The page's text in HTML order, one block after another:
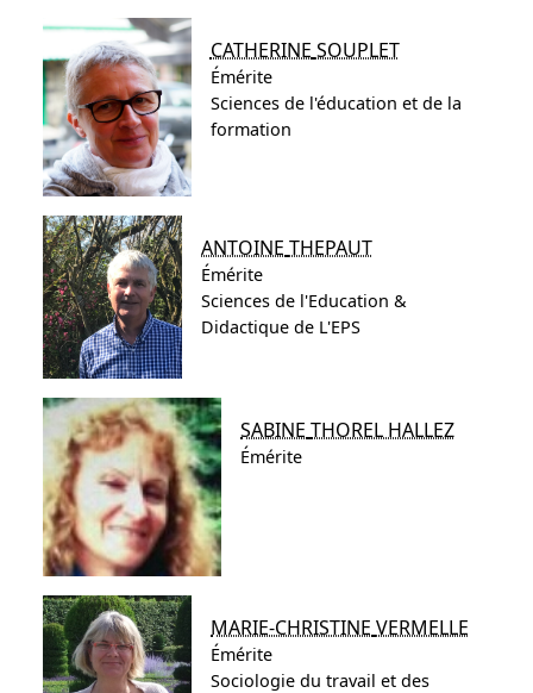
CATHERINE SOUPLET
Émérite
Sciences de l'éducation et de la
formation
ANTOINE THEPAUT
Émérite
Sciences de l'Education &
Didactique de L'EPS
SABINE THOREL HALLEZ
Émérite
MARIE-CHRISTINE VERMELLE
Émérite
Sociologie du travail et des